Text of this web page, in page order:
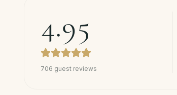
4.95
706 guest reviews